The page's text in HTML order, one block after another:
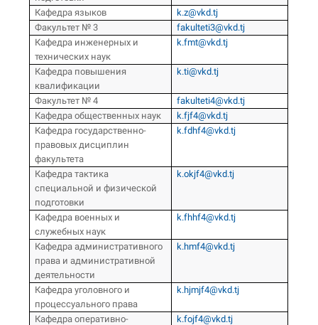
Кафедра языков
k.z@vkd.tj
Факультет № 3
fakulteti3@vkd.tj
Кафедра инженерных и
технических наук
k.fmt@vkd.tj
Кафедра повышения
квалификации
k.ti@vkd.tj
Факультет № 4
fakulteti4@vkd.tj
Кафедра общественных наук
k.fjf4@vkd.tj
Кафедра государственно-
правовых дисциплин
факультета
k.fdhf4@vkd.tj
Кафедра тактика
специальной и физической
подготовки
k.okjf4@vkd.tj
Кафедра военных и
служебных наук
k.fhhf4@vkd.tj
Кафедра административного
права и административной
деятельности
k.hmf4@vkd.tj
Кафедра уголовного и
процессуального права
k.hjmjf4@vkd.tj
Кафедра оперативно-
k.fojf4@vkd.tj